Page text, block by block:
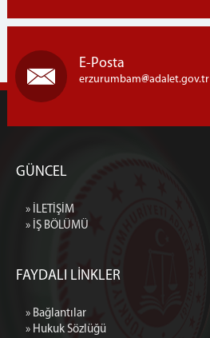
E-Posta
erzurumbam adalet.gov.tr
GÜNCEL
» İLETİŞİM
» İŞ BÖLÜMÜ
FAYDALI LİNKLER
» Bağlantılar
» Hukuk Sözlüğü